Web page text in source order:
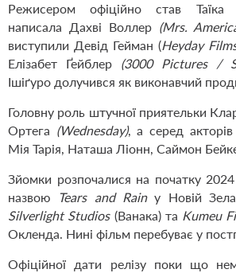
Режисером офіційно став Таїка
написала Дахві Воллер (Mrs.
виступили Девід Гейман (Heyday
Елізабет Ґейблер (3000 Pictures /
Ішіґуро долучився як виконавчий
Головну роль штучної приятельки
Ортега (Wednesday), а серед
Мія Тарія, Наташа Ліонн, Саймон
Зйомки розпочалися на початку
назвою
Tears and Rainу Новій
Silverlight Studios(Ванака) та Kumeu
Окленда. Нині фільм перебуває у
Офіційної дати релізу поки що